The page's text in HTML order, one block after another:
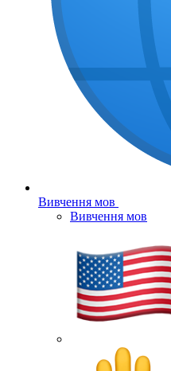
Вивчення мов
Вивчення мов